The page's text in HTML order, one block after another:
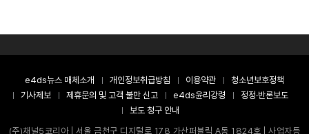
e4ds뉴스 매체소개 개인정보취급방침 이용약관
청소년보호정책
기사제보
제휴문의 및 고객 불만 신고 e4ds윤리강령
정정·반론보도
보도 청구 안내
(주)채널5코리아 | 서울 금천구 디지털로 178 가산퍼블릭 A동 1824호 | 사업자등